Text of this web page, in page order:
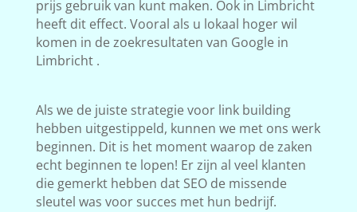
prijs gebruik van kunt maken. Ook in Limbricht
heeft dit effect. Vooral als u lokaal hoger wil
komen in de zoekresultaten van Google in
Limbricht .
Als we de juiste strategie voor link building
hebben uitgestippeld, kunnen we met ons werk
beginnen. Dit is het moment waarop de zaken
echt beginnen te lopen! Er zijn al veel klanten
die gemerkt hebben dat SEO de missende
sleutel was voor succes met hun bedrijf.